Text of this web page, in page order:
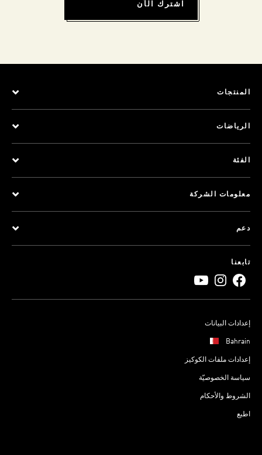
اشترك الآن
المنتجات
الرياضات
الفئة
معلومات الشركة
دعم
تابعنا
إعدادات البيانات
Bahrain
إعدادات ملفات الكوكيز
سياسة الخصوصيّة
الشروط والأحكام
اطبع